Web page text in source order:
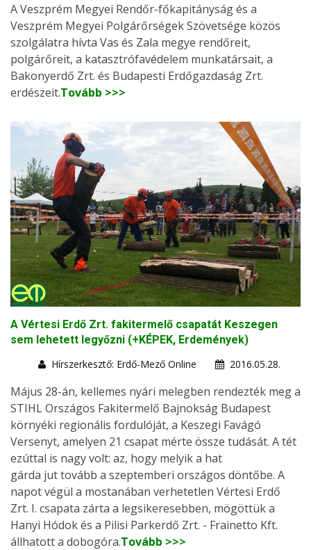
A Veszprém Megyei Rendőr-főkapitányság és a
Veszprém Megyei Polgárőrségek Szövetsége közös
szolgálatra hívta Vas és Zala megye rendőreit,
polgárőreit, a katasztrófavédelem munkatársait, a
Bakonyerdő Zrt. és Budapesti Erdőgazdaság Zrt.
erdészeit.Tovább >>>
A Vértesi Erdő Zrt. fakitermelő csapatát Keszegen
sem lehetett legyőzni (+KÉPEK, Erdemények)
Hírszerkesztő: Erdő-Mező Online
2016.05.28.
Május 28-án, kellemes nyári melegben rendezték meg a
STIHL Országos Fakitermelő Bajnokság Budapest
környéki regionális fordulóját, a Keszegi Favágó
Versenyt, amelyen 21 csapat mérte össze tudását. A tét
ezúttal is nagy volt: az, hogy melyik a hat
gárda jut tovább a szeptemberi országos döntőbe. A
napot végül a mostanában verhetetlen Vértesi Erdő
Zrt. I. csapata zárta a legsikeresebben, mögöttük a
Hanyi Hódok és a Pilisi Parkerdő Zrt. - Frainetto Kft.
állhatott a dobogóra.Tovább >>>